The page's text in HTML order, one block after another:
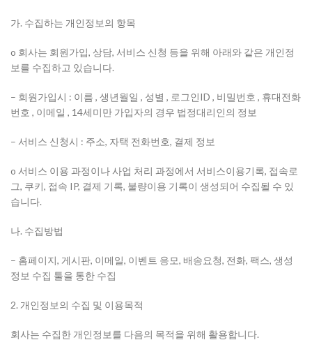
가. 수집하는 개인정보의 항목
o 회사는 회원가입, 상담, 서비스 신청 등을 위해 아래와 같은 개인정
보를 수집하고 있습니다.
– 회원가입시 : 이름 , 생년월일 , 성별 , 로그인ID , 비밀번호 , 휴대전화
번호 , 이메일 , 14세미만 가입자의 경우 법정대리인의 정보
– 서비스 신청시 : 주소, 자택 전화번호, 결제 정보
o 서비스 이용 과정이나 사업 처리 과정에서 서비스이용기록, 접속로
그, 쿠키, 접속 IP, 결제 기록, 불량이용 기록이 생성되어 수집될 수 있
습니다.
나. 수집방법
– 홈페이지, 게시판, 이메일, 이벤트 응모, 배송요청, 전화, 팩스, 생성
정보 수집 툴을 통한 수집
2. 개인정보의 수집 및 이용목적
회사는 수집한 개인정보를 다음의 목적을 위해 활용합니다.